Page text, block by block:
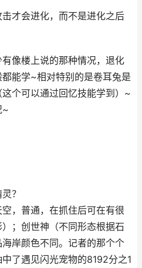
才会进化，而不是进化之后
像楼上说的那种情况，退化
能学~相对特别的是卷耳兔是
个可以通过回忆技能学到）~
~
？
，普通，在抓住后可在有很
；创世神（不同形态根据石
岸颜色不同。记者的那个个
了遇见闪光宠物的8192分之1